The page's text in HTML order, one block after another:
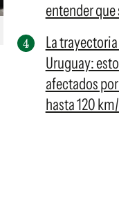
entender
La
Uruguay:
afectados
hasta 120